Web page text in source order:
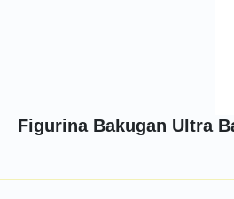
Figurina Bakugan Ultra